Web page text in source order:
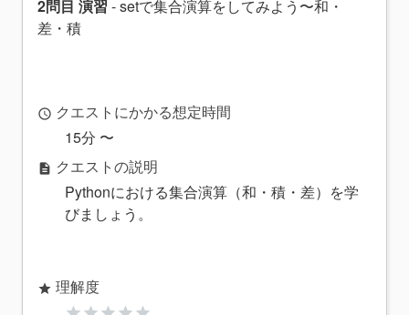
2問目 演習 - setで集合演算をしてみよう〜和・
差・積
access_time クエストにかかる想定時間
15分 〜
description クエストの説明
Pythonにおける集合演算（和・積・差）を学
びましょう。
star 理解度